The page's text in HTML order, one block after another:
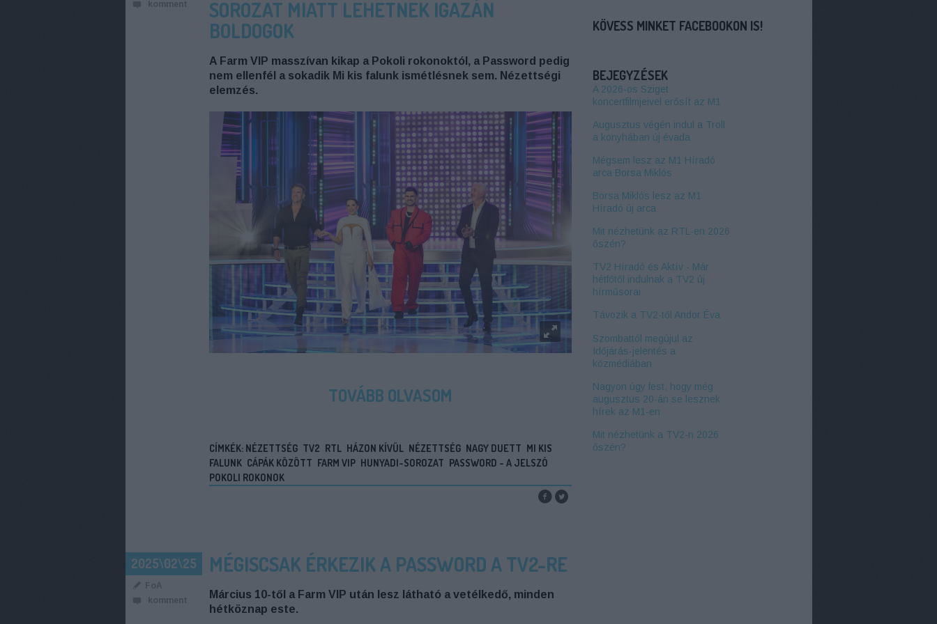
komment
SOROZAT MIATT LEHETNEK IGAZÁN
BOLDOGOK
A Farm VIP masszívan kikap a Pokoli rokonoktól, a Password pedig
nem ellenfél a sokadik Mi kis falunk ismétlésnek sem. Nézettségi
elemzés.
TOVÁBB OLVASOM
CÍMKÉK: NÉZETTSÉG TV2 RTL HÁZON KÍVÜL NÉZETTSÉG NAGY DUETT MI KIS
FALUNK CÁPÁK KÖZÖTT FARM VIP HUNYADI-SOROZAT PASSWORD - A JELSZÓ
POKOLI ROKONOK
2025\02\25
FoA
komment
MÉGISCSAK ÉRKEZIK A PASSWORD A TV2-RE
Március 10-től a Farm VIP után lesz látható a vetélkedő, minden
hétköznap este.
KÖVESS MINKET FACEBOOKON IS!
BEJEGYZÉSEK
A 2026-os Sziget
koncertfilmjeivel erősít az M1
Augusztus végén indul a Troll
a konyhában új évada
Mégsem lesz az M1 Híradó
arca Borsa Miklós
Borsa Miklós lesz az M1
Híradó új arca
Mit nézhetünk az RTL-en 2026
őszén?
TV2 Híradó és Aktív - Már
hétfőtől indulnak a TV2 új
hírműsorai
Távozik a TV2-től Andor Éva
Szombattól megújul az
Időjárás-jelentés a
közmédiában
Nagyon úgy fest, hogy még
augusztus 20-án se lesznek
hírek az M1-en
Mit nézhetünk a TV2-n 2026
őszén?